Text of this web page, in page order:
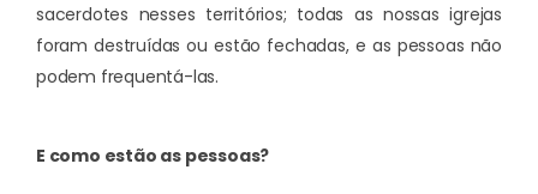
sacerdotes nesses territórios; todas as nossas igrejas
foram destruídas ou estão fechadas, e as pessoas não
podem frequentá-las.
E como estão as pessoas?